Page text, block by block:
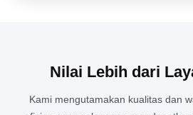
Nilai Lebih dari
Kami mengutamakan kualitas dan